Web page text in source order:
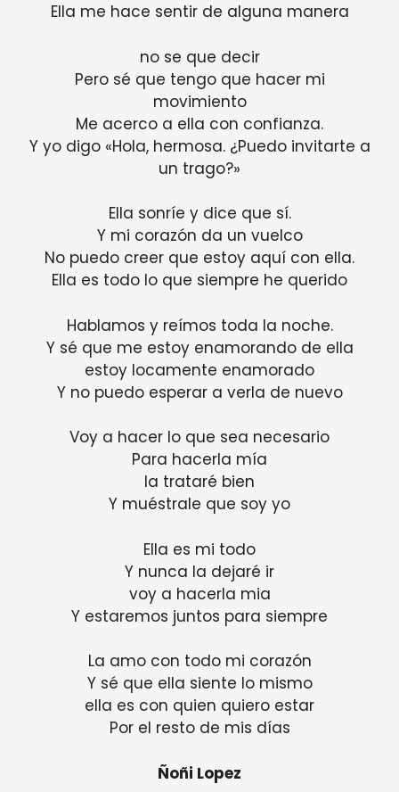
Ella me hace sentir de alguna manera
no se que decir
Pero sé que tengo que hacer mi
movimiento
Me acerco a ella con confianza.
Y yo digo «Hola, hermosa. ¿Puedo invitarte a
un trago?»
Ella sonríe y dice que sí.
Y mi corazón da un vuelco
No puedo creer que estoy aquí con ella.
Ella es todo lo que siempre he querido
Hablamos y reímos toda la noche.
Y sé que me estoy enamorando de ella
estoy locamente enamorado
Y no puedo esperar a verla de nuevo
Voy a hacer lo que sea necesario
Para hacerla mía
la trataré bien
Y muéstrale que soy yo
Ella es mi todo
Y nunca la dejaré ir
voy a hacerla mia
Y estaremos juntos para siempre
La amo con todo mi corazón
Y sé que ella siente lo mismo
ella es con quien quiero estar
Por el resto de mis días
Ñoñi Lopez